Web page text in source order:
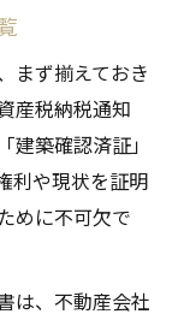
ック手順
意事項
ツ
る方法
揃える秘訣
対処法
まず揃えておき
産税納税通知
築確認済証」
利や現状を証明
めに不可欠で
は、不動産会社